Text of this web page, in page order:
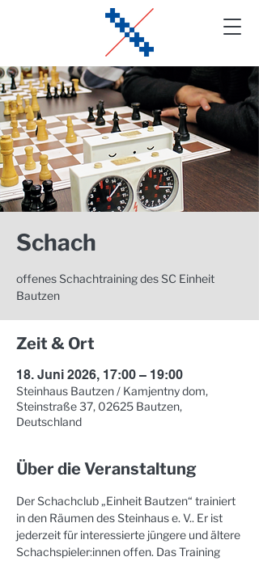
Schach
offenes Schachtraining des SC Einheit
Bautzen
Zeit & Ort
18. Juni 2026, 17:00 – 19:00
Steinhaus Bautzen / Kamjentny dom,
Steinstraße 37, 02625 Bautzen,
Deutschland
Über die Veranstaltung
Der Schachclub „Einheit Bautzen“ trainiert
in den Räumen des Steinhaus e. V.. Er ist
jederzeit für interessierte jüngere und ältere
Schachspieler:innen offen. Das Training